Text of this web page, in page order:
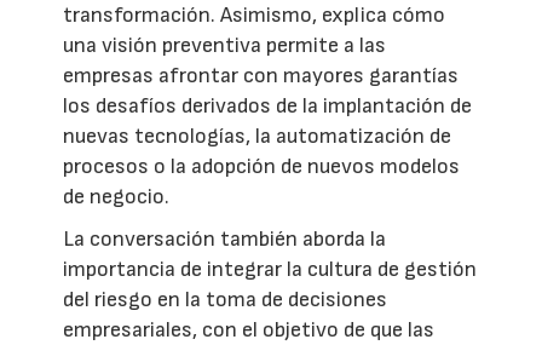
transformación. Asimismo, explica cómo
una visión preventiva permite a las
empresas afrontar con mayores garantías
los desafíos derivados de la implantación de
nuevas tecnologías, la automatización de
procesos o la adopción de nuevos modelos
de negocio.
La conversación también aborda la
importancia de integrar la cultura de gestión
del riesgo en la toma de decisiones
empresariales, con el objetivo de que las